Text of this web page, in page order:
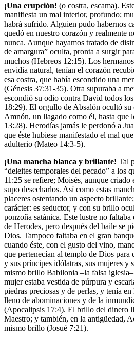
¡Una erupción! (o costra, escama).
manifiesta un mal interior, profundo;
habrá sufrido. Alguien pudo habernos
quedó en nuestro corazón y realmente
nunca. Aunque hayamos tratado de
de amargura” oculta, pronta a surgir
muchos (Hebreos 12:15). Los
envidia natural, tenían el corazón
esa costra, que había escondido una
(Génesis 37:31-35). Otra supuraba a
escondió su odio contra David todos
18:29). El orgullo de Absalón ocultó su
Amnón, un llagado como él, hasta que
13:28). Herodías jamás le perdonó a
que éste hubiese manifestado el mal
adulterio (Mateo 14:3-5).
¡Una mancha blanca y brillante! Tal
“deleites temporales del pecado” a los
11:25 se refiere; Moisés, aunque criado
supo desecharlos. Así como estas
placeres ostentando un aspecto
carácter: es seductor, y con su brillo
ponzoña satánica. Este lustre no
de Herodes, pero después del baile se
Dios. Tampoco faltaba en el gran
cuando éste, con el gusto del vino,
que pertenecían al templo de Dios para
y sus príncipes idólatras, sus mujeres y
mismo brillo Babilonia –la falsa
mujer estaba vestida de púrpura y
piedras preciosas y de perlas, y tenía
lleno de abominaciones y de la
(Apocalipsis 17:4). El brillo del dinero
Maestro; y también, en la antigüedad,
mismo brillo (Josué 7:21).